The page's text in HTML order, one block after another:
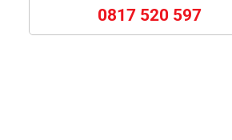
0817 520 597